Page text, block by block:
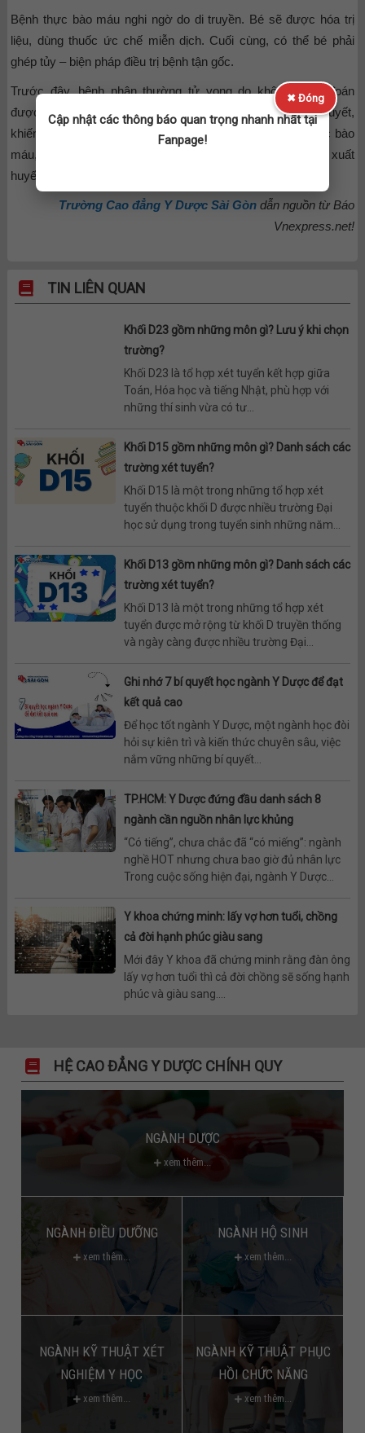
Bệnh thực bào máu nghi ngờ do di truyền. Bé sẽ được hóa trị
liệu, dùng thuốc ức chế miễn dịch. Cuối cùng, có thể bé phải
ghép tủy – biện pháp điều trị bệnh tận gốc.
Trước đây, bệnh nhân thường tử vong do không chẩn đoán
được, hoặc thường bị chẩn đoán nhầm với nhiễm trùng huyết,
khiến việc điều trị không hiệu quả. Khi mắc hội chứng thực bào
máu, người bệnh thường bị sốt, nôn, vàng mắt, vàng da, xuất
huyết da dữ dội rồi tử vong trong thời gian ngắn.
Trường Cao đẳng Y Dược Sài Gòndẫn nguồn từ Báo
Vnexpress.net!
TIN LIÊN QUAN
Khối D23 gồm những môn gì? Lưu ý khi chọn
trường?
Khối D23 là tổ hợp xét tuyển kết hợp giữa
Toán, Hóa học và tiếng Nhật, phù hợp với
những thí sinh vừa có tư...
Khối D15 gồm những môn gì? Danh sách các
trường xét tuyển?
Khối D15 là một trong những tổ hợp xét
tuyển thuộc khối D được nhiều trường Đại
học sử dụng trong tuyển sinh những năm...
Khối D13 gồm những môn gì? Danh sách các
trường xét tuyển?
Khối D13 là một trong những tổ hợp xét
tuyển được mở rộng từ khối D truyền thống
và ngày càng được nhiều trường Đại...
Ghi nhớ 7 bí quyết học ngành Y Dược để đạt
kết quả cao
Để học tốt ngành Y Dược, một ngành học đòi
hỏi sự kiên trì và kiến thức chuyên sâu, việc
nắm vững những bí quyết...
TP.HCM: Y Dược đứng đầu danh sách 8
ngành cần nguồn nhân lực khủng
“Có tiếng”, chưa chắc đã “có miếng”: ngành
nghề HOT nhưng chưa bao giờ đủ nhân lực
Trong cuộc sống hiện đại, ngành Y Dược...
Y khoa chứng minh: lấy vợ hơn tuổi, chồng
cả đời hạnh phúc giàu sang
Mới đây Y khoa đã chứng minh rằng đàn ông
lấy vợ hơn tuổi thì cả đời chồng sẽ sống hạnh
phúc và giàu sang....
HỆ CAO ĐẲNG Y DƯỢC CHÍNH QUY
NGÀNH DƯỢC
xem thêm...
NGÀNH ĐIỀU DƯỠNG
xem thêm...
NGÀNH HỘ SINH
xem thêm...
NGÀNH KỸ THUẬT XÉT
NGHIỆM Y HỌC
xem thêm...
NGÀNH KỸ THUẬT PHỤC
HỒI CHỨC NĂNG
xem thêm...
✖ Đóng
Cập nhật các thông báo quan trọng nhanh nhất tại
Fanpage!